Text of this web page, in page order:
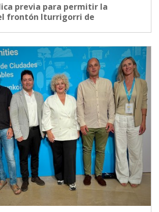
previa para permitir la
frontón Iturrigorri de